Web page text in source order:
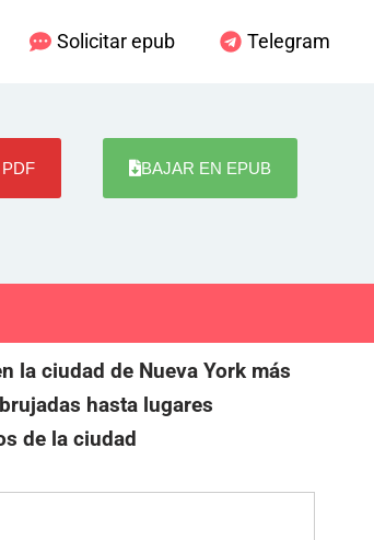
Solicitar epub Telegram
BAJAR EN EPUB
la ciudad de Nueva York más
hasta lugares
de la ciudad